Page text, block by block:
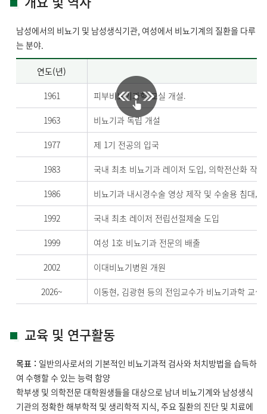
남성에서의 비뇨기 및 남성생식기관, 여성에서 비뇨기계의 질환을 다루
는 분야.
연도(년)
1961 피부비뇨기과학 교실 개설.
1963 비뇨기과 독립 개설
1977 제 1기 전공의 입국
1983 국내 최초 비뇨기과 레이저 도입, 의학전산화 작업
1986 비뇨기과 내시경수술 영상 제작 및 수술용 침대,
1992 국내 최초 레이저 전립선절제술 도입
1999 여성 1호 비뇨기과 전문의 배출
2002 이대비뇨기병원 개원
2026~ 이동현, 김광현 등의 전임교수가 비뇨기과학 교실
교육 및 연구활동
목표 : 일반의사로서의 기본적인 비뇨기과적 검사와 처치방법을 습득하
여 수행할 수 있는 능력 함양
학부생 및 의학전문 대학원생들을 대상으로 남녀 비뇨기계와 남성생식
기관의 정확한 해부학적 및 생리학적 지식, 주요 질환의 진단 및 치료에